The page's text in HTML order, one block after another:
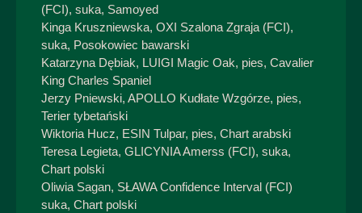
(FCI), suka, Samoyed
Kinga Kruszniewska, OXI Szalona Zgraja (FCI),
suka, Posokowiec bawarski
Katarzyna Dębiak, LUIGI Magic Oak, pies, Cavalier
King Charles Spaniel
Jerzy Pniewski, APOLLO Kudłate Wzgórze, pies,
Terier tybetański
Wiktoria Hucz, ESIN Tulpar, pies, Chart arabski
Teresa Legieta, GLICYNIA Amerss (FCI), suka,
Chart polski
Oliwia Sagan, SŁAWA Confidence Interval (FCI)
suka, Chart polski